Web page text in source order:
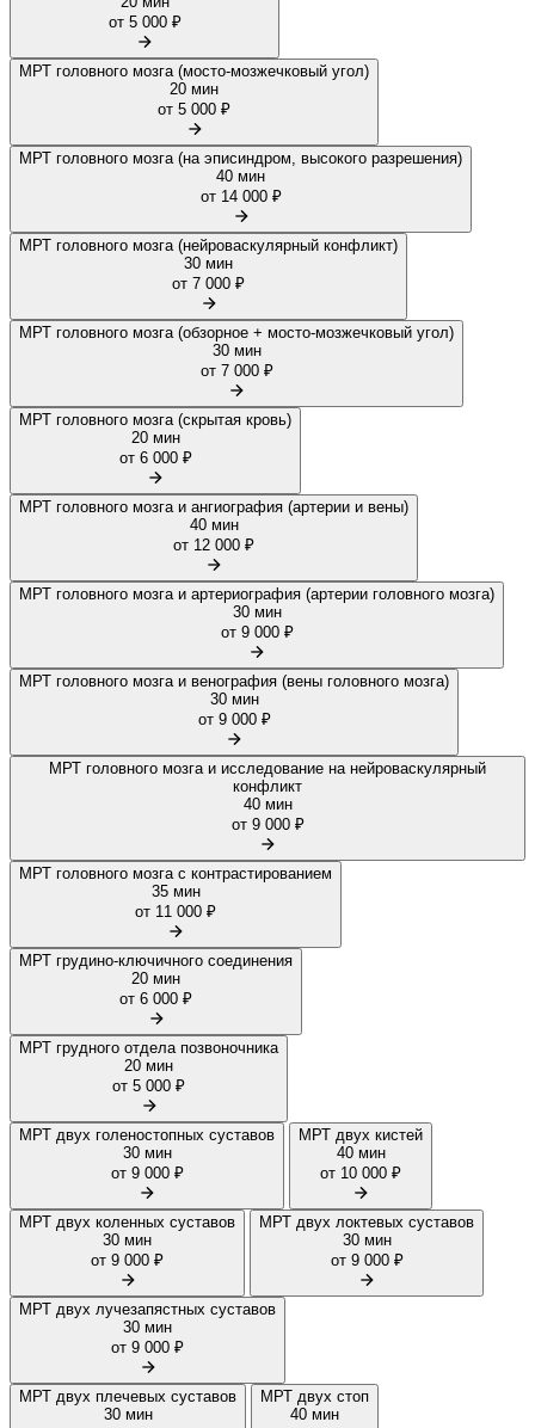
от 5 000 ₽
МРТ головного мозга (мосто-мозжечковый угол)
20 мин
от 5 000 ₽
МРТ головного мозга (на эписиндром, высокого разрешения)
40 мин
от 14 000 ₽
МРТ головного мозга (нейроваскулярный конфликт)
30 мин
от 7 000 ₽
МРТ головного мозга (обзорное + мосто-мозжечковый угол)
30 мин
от 7 000 ₽
МРТ головного мозга (скрытая кровь)
20 мин
от 6 000 ₽
МРТ головного мозга и ангиография (артерии и вены)
40 мин
от 12 000 ₽
МРТ головного мозга и артериография (артерии головного мозга)
30 мин
от 9 000 ₽
МРТ головного мозга и венография (вены головного мозга)
30 мин
от 9 000 ₽
МРТ головного мозга и исследование на нейроваскулярный
конфликт
40 мин
от 9 000 ₽
МРТ головного мозга с контрастированием
35 мин
от 11 000 ₽
МРТ грудино-ключичного соединения
20 мин
от 6 000 ₽
МРТ грудного отдела позвоночника
20 мин
от 5 000 ₽
МРТ двух голеностопных суставов
30 мин
от 9 000 ₽
МРТ двух кистей
40 мин
от 10 000 ₽
МРТ двух коленных суставов
30 мин
от 9 000 ₽
МРТ двух локтевых суставов
30 мин
от 9 000 ₽
МРТ двух лучезапястных суставов
30 мин
от 9 000 ₽
МРТ двух плечевых суставов
30 мин
МРТ двух стоп
40 мин